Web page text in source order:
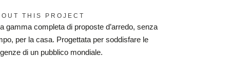
THIS PROJECT
gamma completa di proposte d’arredo, senza
per la casa. Progettata per soddisfare le
di un pubblico mondiale.